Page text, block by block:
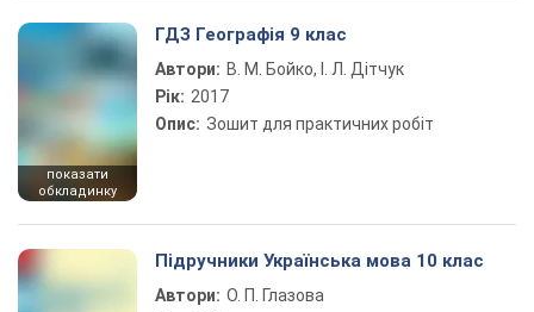
показати
обкладинку
ГДЗ Географія 9 клас
Автори: В. М. Бойко, І. Л. Дітчук
Рік: 2017
Опис: Зошит для практичних робіт
Підручники Українська мова 10 клас
Автори: О. П. Глазова